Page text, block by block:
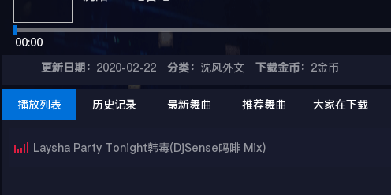
00:00
更新日期： 2020-02-22 分类： 沈风外文 下载金币： 2金币
播放列表 历史记录 最新舞曲 推荐舞曲 大家在下载
Laysha Party Tonight韩毒(DjSense吗啡 Mix)